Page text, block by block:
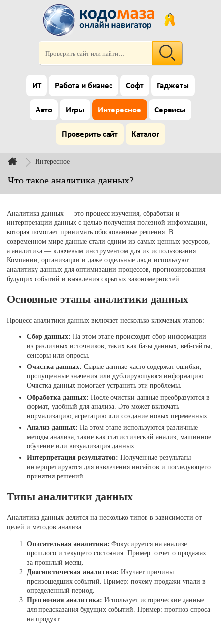
ИТ Работа и бизнес Софт Гаджеты
Авто Игры Интересное Сервисы
Проверить сайт Каталог
Интересное
Что такое аналитика данных?
Аналитика данных — это процесс изучения, обработки и
интерпретации данных с целью получения полезной информации,
которая помогает принимать обоснованные решения. В
современном мире данные стали одним из самых ценных ресурсов,
а аналитика — ключевым инструментом для их использования.
Компании, организации и даже отдельные люди используют
аналитику данных для оптимизации процессов, прогнозирования
будущих событий и выявления скрытых закономерностей.
Основные этапы аналитики данных
Процесс аналитики данных включает несколько ключевых этапов:
Сбор данных: На этом этапе происходит сбор информации
из различных источников, таких как базы данных, веб-сайты,
сенсоры или опросы.
Очистка данных: Сырые данные часто содержат ошибки,
пропущенные значения или дублирующуюся информацию.
Очистка данных помогает устранить эти проблемы.
Обработка данных: После очистки данные преобразуются в
формат, удобный для анализа. Это может включать
нормализацию, агрегацию или создание новых переменных.
Анализ данных: На этом этапе используются различные
методы анализа, такие как статистический анализ, машинное
обучение или визуализация данных.
Интерпретация результатов: Полученные результаты
интерпретируются для извлечения инсайтов и последующего
принятия решений.
Типы аналитики данных
Аналитика данных делится на несколько типов в зависимости от
целей и методов анализа:
Описательная аналитика: Фокусируется на анализе
прошлого и текущего состояния. Пример: отчет о продажах
за прошлый месяц.
Диагностическая аналитика: Изучает причины
произошедших событий. Пример: почему продажи упали в
определенный период.
Прогнозная аналитика: Использует исторические данные
для предсказания будущих событий. Пример: прогноз спроса
на продукт.